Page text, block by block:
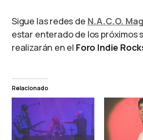
Sigue las redes de N.A.C.O.
estar enterado de los próximos
realizarán en el Foro Indie
Relacionado